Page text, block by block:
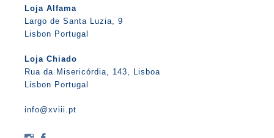
Loja Alfama
Largo de Santa Luzia, 9
Lisbon Portugal
Loja Chiado
Rua da Misericórdia, 143, Lisboa
Lisbon Portugal
info@xviii.pt